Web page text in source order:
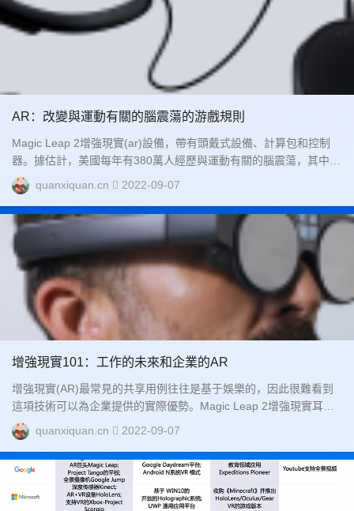
AR：改變與運動有關的腦震蕩的游戲規則
Magic Leap 2增強現實(ar)設備，帶有頭戴式設備、計算包和控制
器。據估計，美國每年有380萬人經歷與運動有關的腦震蕩，其中
190萬人是青少年和兒童。這些都是保守的數據，因為估計有...
quanxiquan.cn 2022-09-07
增強現實101：工作的未來和企業的AR
增強現實(AR)最常見的共享用例往往是基于娛樂的，因此很難看到
這項技術可以為企業提供的實際優勢。Magic Leap 2增強現實耳機
設備-企業。增強現實技術擅長于幫助我們在現實環...
quanxiquan.cn 2022-09-07